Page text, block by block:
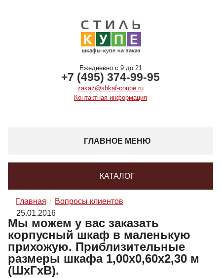
Ежедневно с 9 до 21
+7 (495) 374-99-95
zakaz@shkaf-coupe.ru
Контактная информация
ГЛАВНОЕ МЕНЮ
КАТАЛОГ
Главная
Вопросы клиентов
25.01.2016
Мы можем у вас заказать
корпусный шкаф в маленькую
прихожую. Приблизительные
размеры шкафа 1,00х0,60х2,30 м
(ШхГхВ).